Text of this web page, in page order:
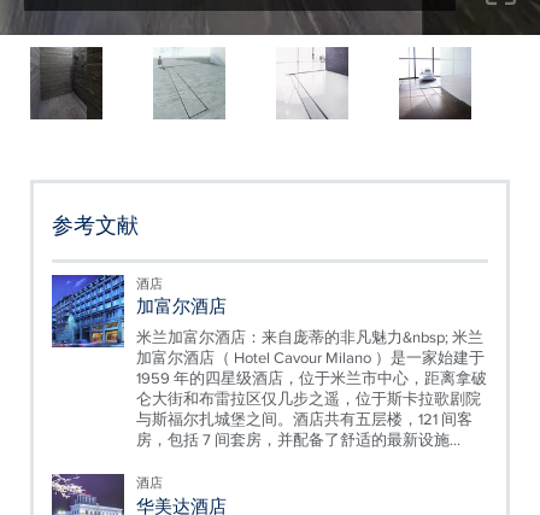
参考文献
酒店
加富尔酒店
米兰加富尔酒店：来自庞蒂的非凡魅力&nbsp; 米兰
加富尔酒店（ Hotel Cavour Milano ）是一家始建于
1959 年的四星级酒店，位于米兰市中心，距离拿破
仑大街和布雷拉区仅几步之遥，位于斯卡拉歌剧院
与斯福尔扎城堡之间。酒店共有五层楼，121 间客
房，包括 7 间套房，并配备了舒适的最新设施...
酒店
华美达酒店